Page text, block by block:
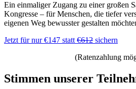
Ein einmaliger Zugang zu einer großen
Kongresse – für Menschen, die tiefer
eigenen Weg bewusster gestalten
Jetzt für nur €147 statt€612 sichern
(Ratenzahlung
Stimmen unserer